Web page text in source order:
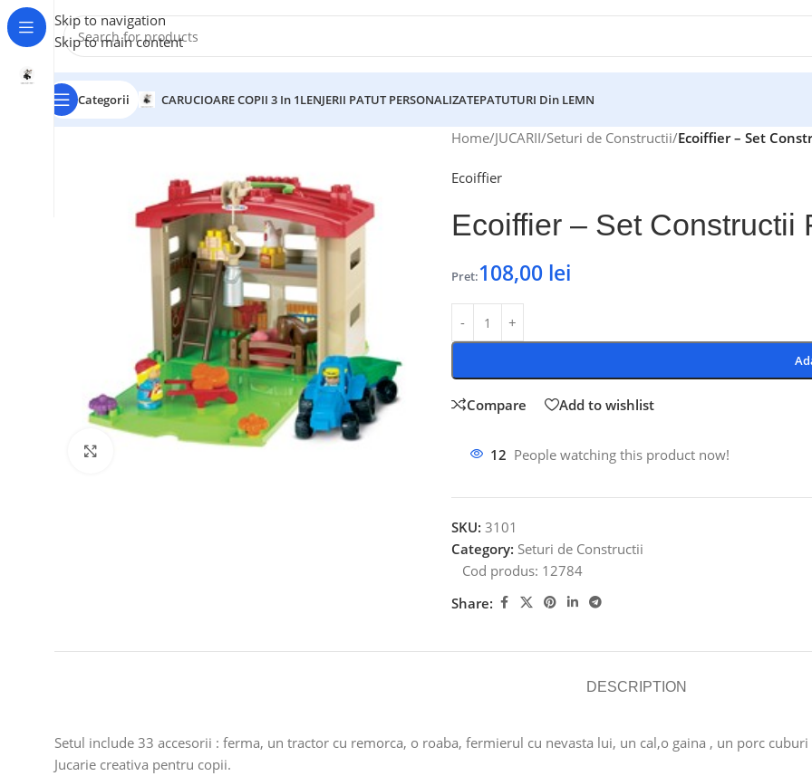
Skip to navigation
Skip to main content
Categorii CARUCIOARE COPII 3 In 1LENJERII PATUT PERSONALIZATEPATUTURI Din LEMN
Click to enlarge
Home/JUCARII/Seturi de Constructii/Ecoiffier – Set
Ecoiffier
Ecoiffier – Set Constructii
Pret:108,00 lei
Compare Add to wishlist
12 People watching this product now!
SKU: 3101
Category: Seturi de Constructii
Cod produs: 12784
Share:
DESCRIPTION
Setul include 33 accesorii : ferma, un tractor cu remorca, o roaba, fermierul cu nevasta lui, un cal,o gaina , un porc cuburi
Jucarie creativa pentru copii.